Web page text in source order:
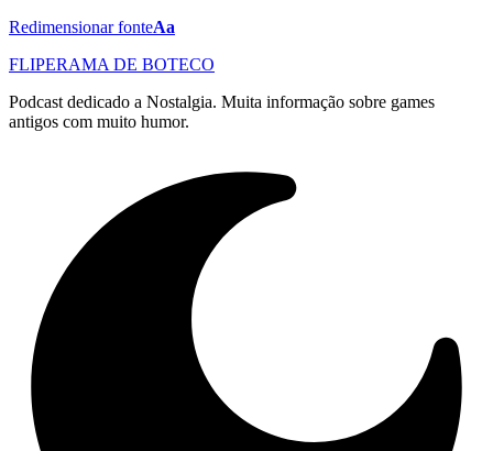
Redimensionar fonteAa
FLIPERAMA DE BOTECO
Podcast dedicado a Nostalgia. Muita informação sobre games
antigos com muito humor.